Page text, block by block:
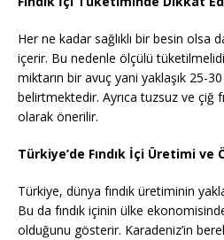
Her ne kadar sağlıklı bir besin olsa
içerir. Bu nedenle ölçülü
miktarın bir avuç yani yaklaşık 25-
belirtmektedir. Ayrıca tuzsuz ve çiğ
olarak önerilir.
Türkiye’de Fındık İçi Üretimi ve
Türkiye, dünya fındık üretiminin
Bu da fındık içinin ülke
olduğunu gösterir. Karadeniz’in